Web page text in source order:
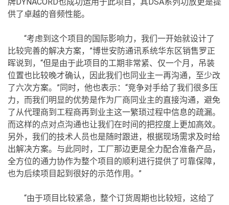
牌DYNACORD也成功运用于此项目，其DSA系列功放更是提
供了卓越的音频性能。
“考虑到这个项目的国际影响力，我们一开始就设计了
比较完善的解决方案，”博世安防通讯系统华东区销售罗正
晖说到，“但是由于此项目的工期非常紧、仅一个月，吊装
位置也比较晚才确认，因此我们也同业主一再沟通，至少改
了六次方案。”同时，他也表示：“竞争对手给了我们很多压
力，而我们明显的优势是作为厂商同业主的直接沟通，避免
了从代理商到工程商再到业主这一繁琐过程中信息的疏漏。
而这样的点对点沟通也让我们在时间的把控度上更加高效。
另外，我们的技术人员也是随时跟进，根据现场需求及时给
出解决方案。与此同时，工厂那边更是全力配合准备产品，
全方位的通力协作为整个项目的顺利进行提供了可靠保障，
也为后续项目起到很好的示范作用。”
“由于项目比较紧急，整个订货周期也比较短，这给了